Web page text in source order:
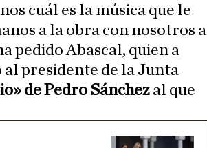
cuál es la música que le
a la obra con nosotros a
pedido Abascal, quien a
presidente de la Junta
de Pedro Sánchez al que